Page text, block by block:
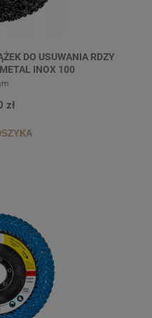
DO USUWANIA RDZY
INOX 100
zł